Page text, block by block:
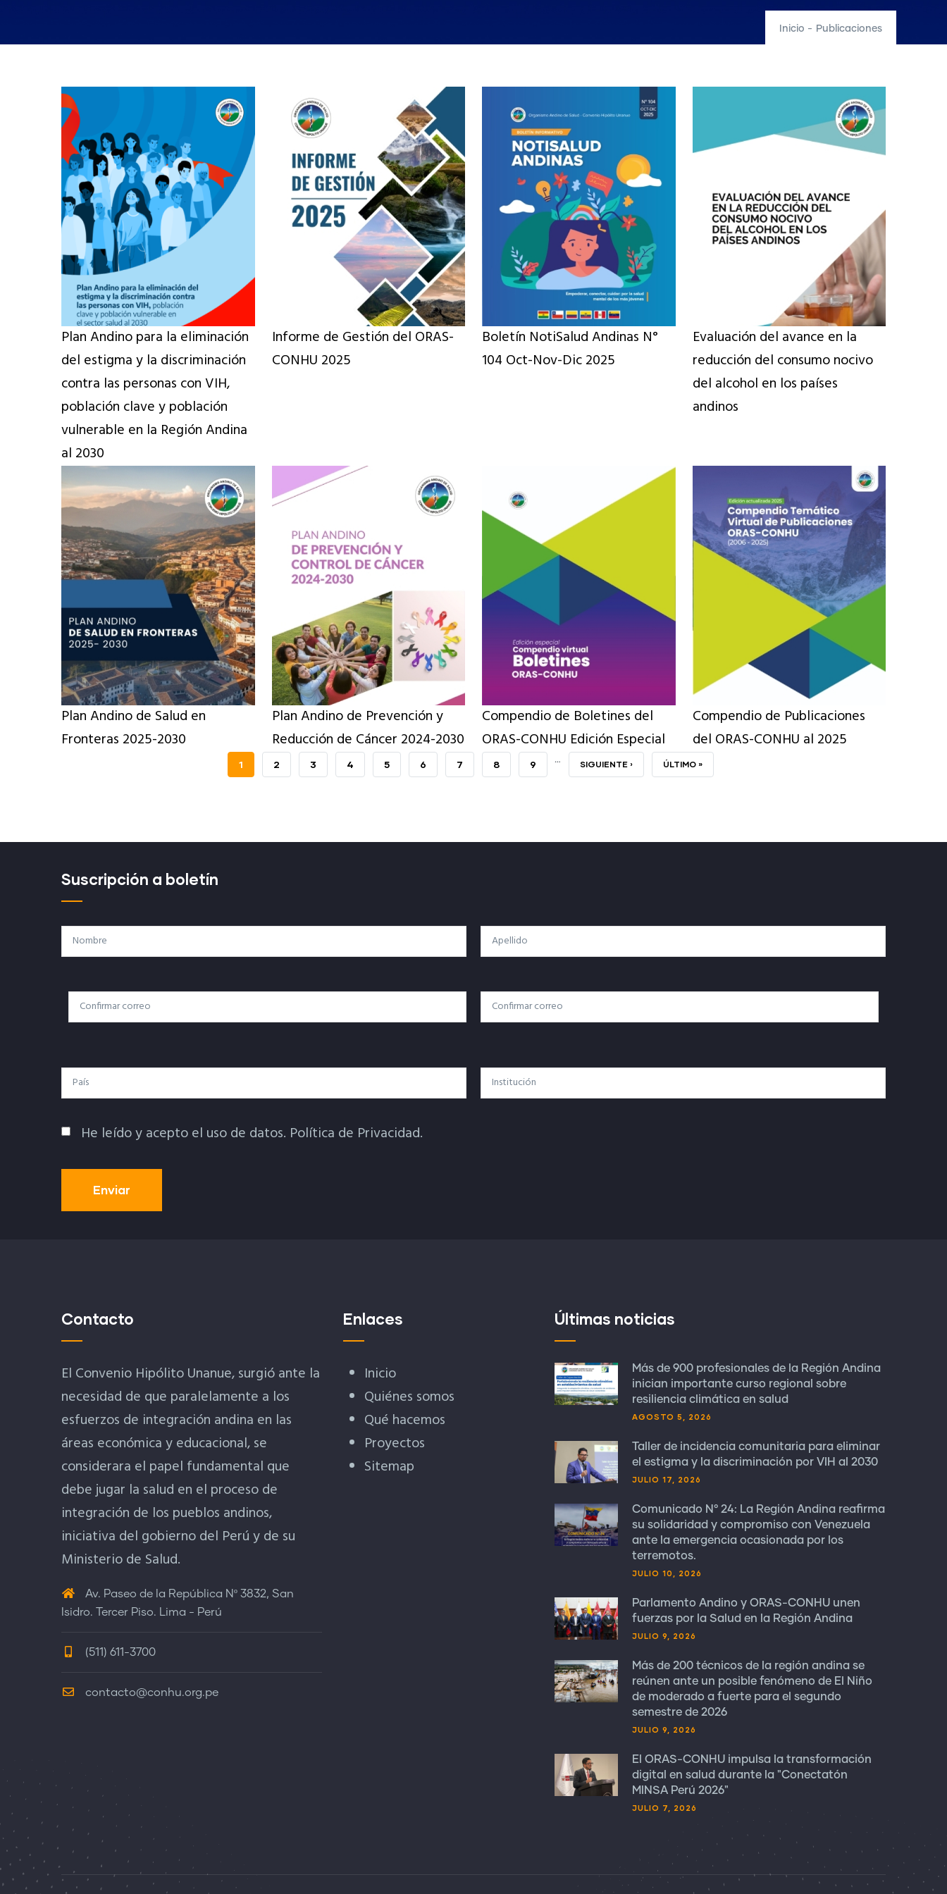
Inicio - Publicaciones
Plan Andino para la eliminación
del estigma y la discriminación
contra las personas con VIH,
población clave y población
vulnerable en la Región Andina
al 2030
Informe de Gestión del ORAS-
CONHU 2025
Boletín NotiSalud Andinas N°
104 Oct-Nov-Dic 2025
Evaluación del avance en la
reducción del consumo nocivo
del alcohol en los países
andinos
Plan Andino de Salud en
Fronteras 2025-2030
Plan Andino de Prevención y
Reducción de Cáncer 2024-2030
Compendio de Boletines del
ORAS-CONHU Edición Especial
Compendio de Publicaciones
del ORAS-CONHU al 2025
PÁGINA
1 PAGE
2 PAGE
3 PAGE
4 PAGE
5 PAGE
6 PAGE
7 PAGE
8 PAGE
9 … SIGUIENTE
SIGUIENTE › ÚLTIMA
ÚLTIMO »
Suscripción a boletín
Nombre Apellido
Correo
Electrónico
Correo Electrónico Confirmar Correo
País Institución
Política De Privacidad
He leído y acepto el uso de datos. Política de Privacidad.
Contacto
El Convenio Hipólito Unanue, surgió ante la
necesidad de que paralelamente a los
esfuerzos de integración andina en las
áreas económica y educacional, se
considerara el papel fundamental que
debe jugar la salud en el proceso de
integración de los pueblos andinos,
iniciativa del gobierno del Perú y de su
Ministerio de Salud.
Av. Paseo de la República Nº 3832, San
Isidro. Tercer Piso. Lima - Perú
(511) 611-3700
contacto@conhu.org.pe
Enlaces
Inicio
Quiénes somos
Qué hacemos
Proyectos
Sitemap
Últimas noticias
Más de 900 profesionales de la Región Andina
inician importante curso regional sobre
resiliencia climática en salud
AGOSTO 5, 2026
Taller de incidencia comunitaria para eliminar
el estigma y la discriminación por VIH al 2030
JULIO 17, 2026
Comunicado N° 24: La Región Andina reafirma
su solidaridad y compromiso con Venezuela
ante la emergencia ocasionada por los
terremotos.
JULIO 10, 2026
Parlamento Andino y ORAS-CONHU unen
fuerzas por la Salud en la Región Andina
JULIO 9, 2026
Más de 200 técnicos de la región andina se
reúnen ante un posible fenómeno de El Niño
de moderado a fuerte para el segundo
semestre de 2026
JULIO 9, 2026
El ORAS-CONHU impulsa la transformación
digital en salud durante la "Conectatón
MINSA Perú 2026"
JULIO 7, 2026